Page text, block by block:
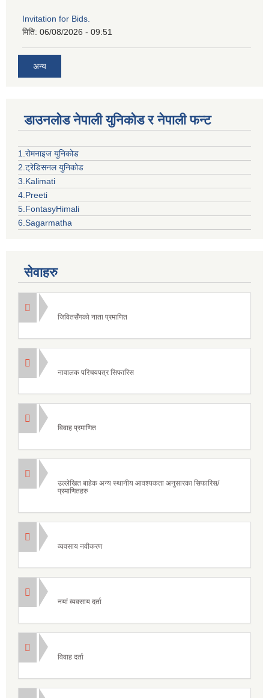
Invitation for Bids.
मिति: 06/08/2026 - 09:51
अन्य
डाउनलोड नेपाली युनिकोड र नेपाली फन्ट
1.रोमनाइज युनिकोड
2.ट्रेडिसनल युनिकोड
3.Kalimati
4.Preeti
5.FontasyHimali
6.Sagarmatha
सेवाहरु
जिवितसँगको नाता प्रमाणित
नावालक परिचयपत्र सिफारिस
विवाह प्रमाणित
उल्लेखित बाहेक अन्य स्थानीय आवश्यकता अनुसारका सिफारिस/
प्रमाणितहरु
व्यवसाय नवीकरण
नयां व्यवसाय दर्ता
विवाह दर्ता